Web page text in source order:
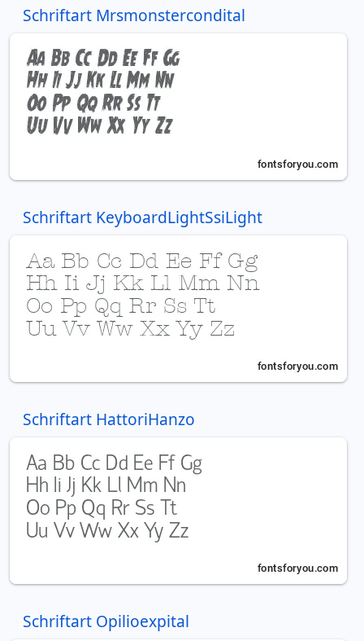
Schriftart Mrsmonstercondital
Schriftart KeyboardLightSsiLight
Schriftart HattoriHanzo
Schriftart Opilioexpital